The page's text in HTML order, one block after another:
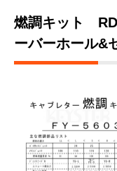
燃調キット
ーバーホール&